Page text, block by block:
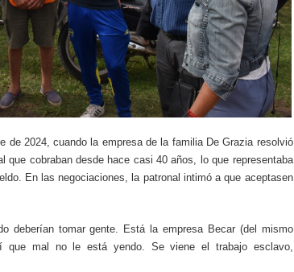
de 2024, cuando la empresa de la familia De Grazia resolvió
que cobraban desde hace casi 40 años, lo que representaba
En las negociaciones, la patronal intimó a que aceptasen
deberían tomar gente. Está la empresa Becar (del mismo
que mal no le está yendo. Se viene el trabajo esclavo,